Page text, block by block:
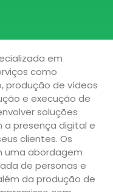
em
como
produção de vídeos
e execução de
soluções
a presença digital e
clientes. Os
uma abordagem
de personas e
da produção de